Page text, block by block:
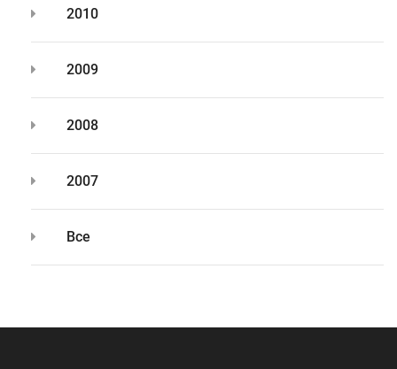
2010
2009
2008
2007
Все